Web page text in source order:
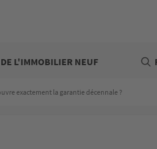
L'IMMOBILIER NEUF
exactement la garantie décennale ?